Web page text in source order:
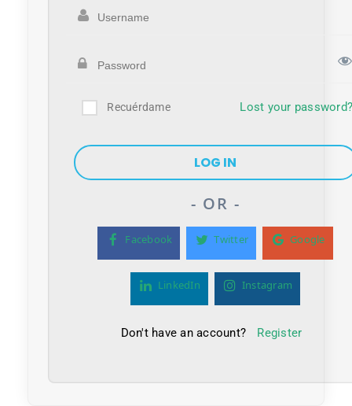
Recuérdame Lost your password?
- OR -
Facebook Twitter Google
LinkedIn Instagram
Don't have an account? Register